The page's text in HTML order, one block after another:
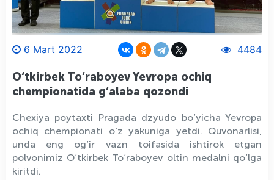
6 Mart 2022 4484
O‘tkirbek To‘raboyev Yevropa ochiq
chempionatida g‘alaba qozondi
Chexiya poytaxti Pragada dzyudo bo‘yicha Yevropa
ochiq chempionati o‘z yakuniga yetdi. Quvonarlisi,
unda eng og‘ir vazn toifasida ishtirok etgan
polvonimiz O‘tkirbek To‘raboyev oltin medalni qo‘lga
kiritdi.